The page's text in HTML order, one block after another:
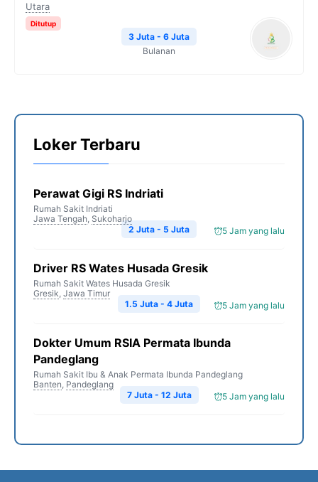
Utara
Ditutup
3 Juta - 6 Juta
Bulanan
Loker Terbaru
Perawat Gigi RS Indriati
Rumah Sakit Indriati
Jawa Tengah, Sukoharjo
5 Jam yang lalu
2 Juta - 5 Juta
Driver RS Wates Husada Gresik
Rumah Sakit Wates Husada Gresik
Gresik, Jawa Timur
5 Jam yang lalu
1.5 Juta - 4 Juta
Dokter Umum RSIA Permata Ibunda
Pandeglang
Rumah Sakit Ibu & Anak Permata Ibunda Pandeglang
Banten, Pandeglang
5 Jam yang lalu
7 Juta - 12 Juta